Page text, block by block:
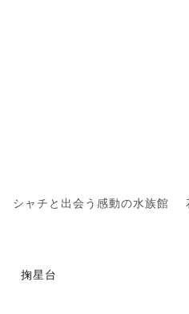
シャチと出会う感動の水族館
掬星台